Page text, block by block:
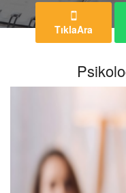
TıklaAra